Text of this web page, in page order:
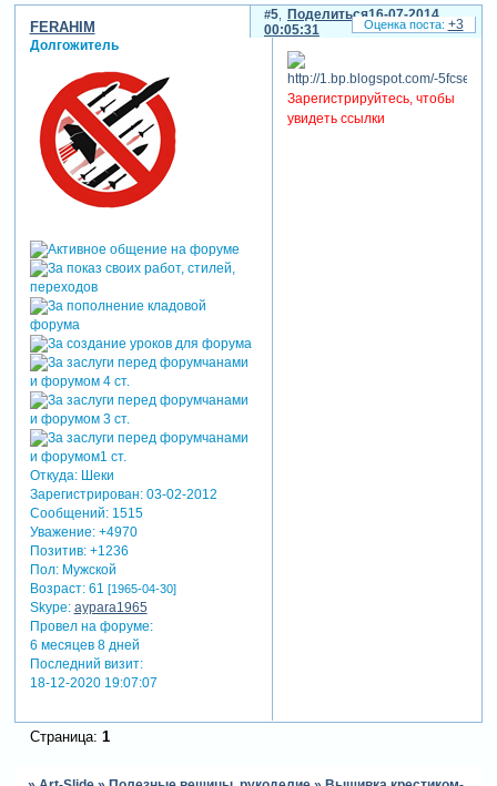
Поделиться
5
16-07-2014
00:05:31
FERAHIM
Долгожитель
Откуда:Шеки
Зарегистрирован: 03-02-2012
Сообщений:1515
Уважение: +4970
Позитив: +1236
Пол:Мужской
Возраст:61 [1965-04-30]
Skype: aypara1965
Провел на форуме:
6 месяцев 8 дней
Последний визит:
18-12-2020 19:07:07
Зарегистрируйтесь, чтобы
увидеть ссылки
+3
Страница: 1